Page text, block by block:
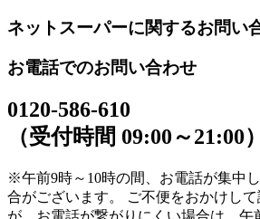
ネットスーパーに関するお問い
お電話でのお問い合わせ
0120-586-610
（受付時間 09:00～21:00）
※午前9時～10時の間、お電話が集中
合がございます。 ご不便をおかけし
が、お電話が繋がりにくい場合は、午